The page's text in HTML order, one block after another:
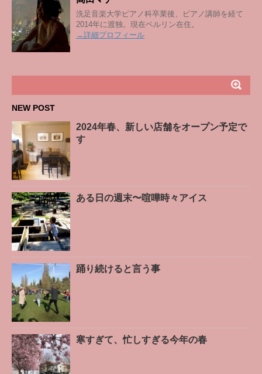
洗足音楽大学ピアノ科卒業後、ピアノ講師を経て
2014年に渡独。現在ベルリン在住。
→詳細プロフィール
NEW POST
2024年春、新しい店舗をオープン予定で
す
ある日の週末〜喧嘩時々アイス
踊り続けると言う事
寒すぎて、忙しすぎる今年の春